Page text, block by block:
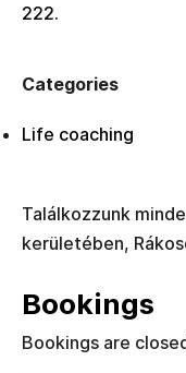
222.
Categories
Life coaching
Találkozzunk
kerületében,
Bookings
Bookings are